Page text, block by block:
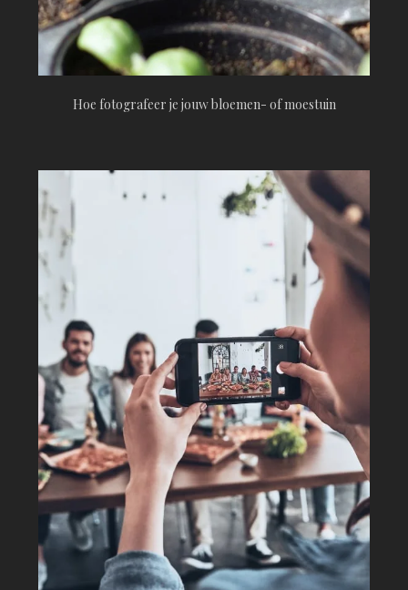
Hoe fotografeer je jouw bloemen- of moestuin